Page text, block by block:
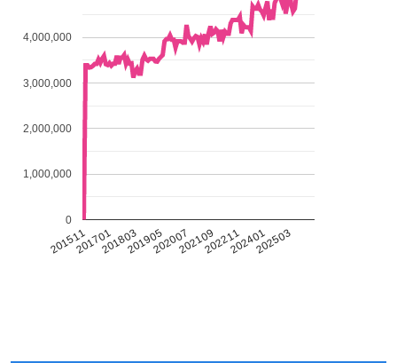
201511201701201803201905202007202109202211202401202503
0
1,000,000
2,000,000
3,000,000
4,000,000